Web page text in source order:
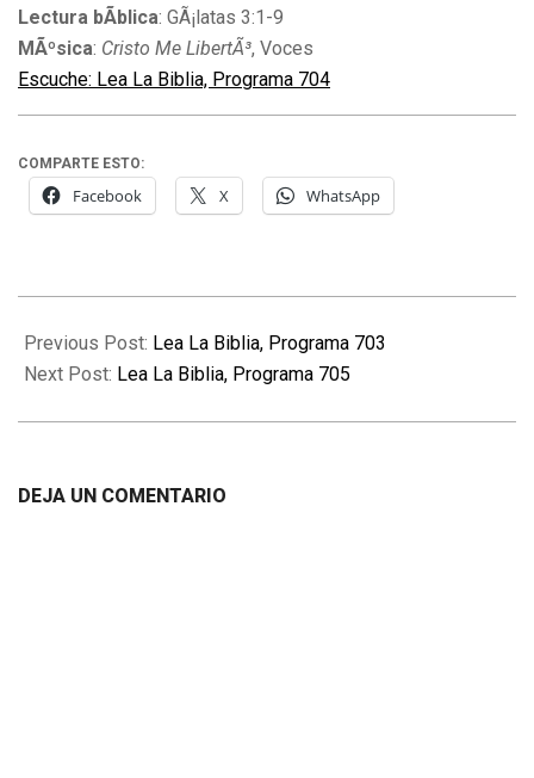
Lectura bÃ­blica: GÃ¡latas 3:1-9
MÃºsica: Cristo Me LibertÃ³, Voces
Escuche: Lea La Biblia, Programa 704
COMPARTE ESTO:
Facebook X WhatsApp
10-
28
Previous Post: Lea La Biblia, Programa 703
Next Post: Lea La Biblia, Programa 705
DEJA UN COMENTARIO